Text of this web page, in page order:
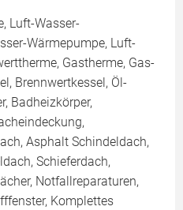
Luft-Wasser-
Wärmepumpe, Luft-
Gastherme, Gas-
Brennwertkessel, Öl-
Badheizkörper,
Asphalt Schindeldach,
Schieferdach,
Notfallreparaturen,
Komplettes